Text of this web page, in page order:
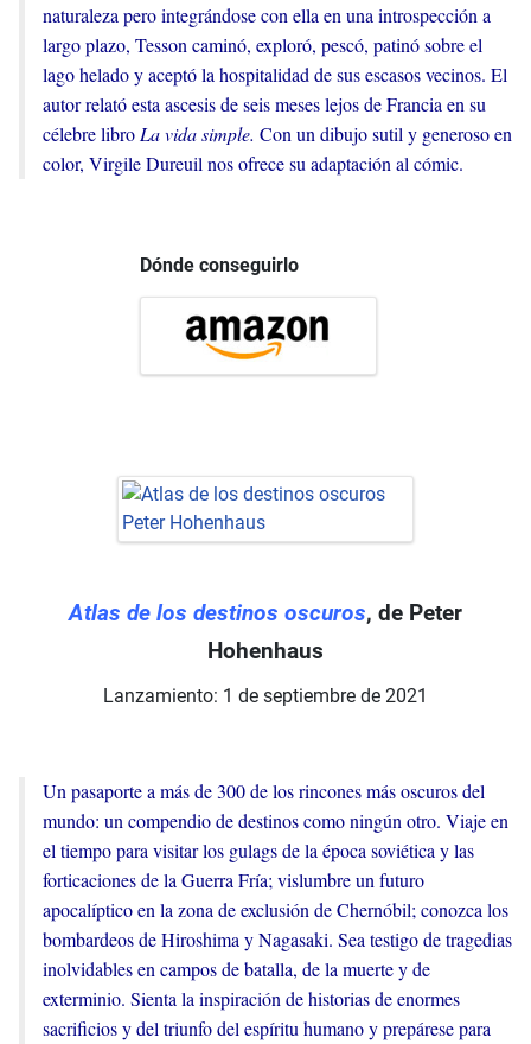
naturaleza pero integrándose con ella en una introspección a
largo plazo, Tesson caminó, exploró, pescó, patinó sobre el
lago helado y aceptó la hospitalidad de sus escasos vecinos. El
autor relató esta ascesis de seis meses lejos de Francia en su
célebre libro La vida simple. Con un dibujo sutil y generoso en
color, Virgile Dureuil nos ofrece su adaptación al cómic.
Dónde conseguirlo
Atlas de los destinos oscuros, de Peter
Hohenhaus
Lanzamiento: 1 de septiembre de 2021
Un pasaporte a más de 300 de los rincones más oscuros del
mundo: un compendio de destinos como ningún otro. Viaje en
el tiempo para visitar los gulags de la época soviética y las
forticaciones de la Guerra Fría; vislumbre un futuro
apocalíptico en la zona de exclusión de Chernóbil; conozca los
bombardeos de Hiroshima y Nagasaki. Sea testigo de tragedias
inolvidables en campos de batalla, de la muerte y de
exterminio. Sienta la inspiración de historias de enormes
sacrificios y del triunfo del espíritu humano y prepárese para